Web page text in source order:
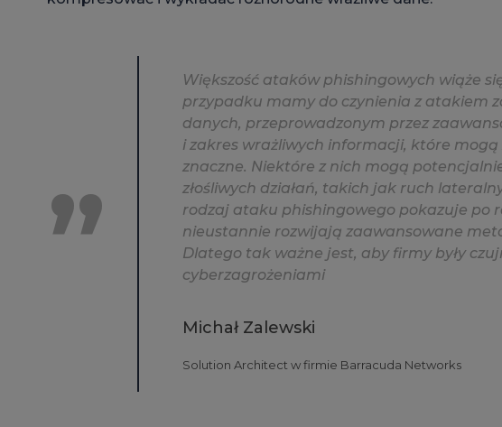
Większość ataków phishingowych wiąże
przypadku mamy do czynienia z atakiem
danych, przeprowadzonym przez
i zakres wrażliwych informacji, które
znaczne. Niektóre z nich mogą
złośliwych działań, takich jak ruch
rodzaj ataku phishingowego pokazuje po
nieustannie rozwijają zaawansowane
Dlatego tak ważne jest, aby firmy były
cyberzagrożeniami
Michał Zalewski
Solution Architect w firmie Barracuda Networks